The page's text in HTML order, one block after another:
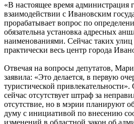
«В настоящее время администрация
взаимодействии с Ивановским
прорабатывает вопрос по
обязательна установка адресных
наименованиями. Сейчас таких улиц
практически весь центр города
Отвечая на вопросы депутатов,
заявила: «Это делается, в первую
туристической
сейчас отсутствует штраф за
отсутствие, но в мэрии планируют
думу с инициативой по внесению